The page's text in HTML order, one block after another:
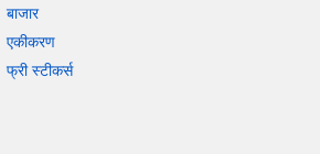
बाजार
एकीकरण
फ्री स्टीकर्स